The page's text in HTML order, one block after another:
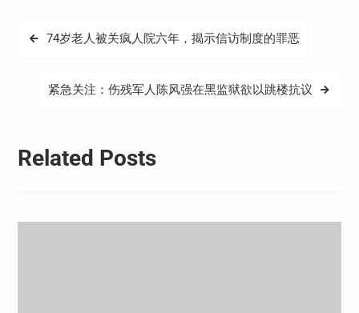
文
74岁老人被关疯人院六年，揭示信访制度的罪恶
紧急关注：伤残军人陈风强在黑监狱欲以跳楼抗议
Related Posts